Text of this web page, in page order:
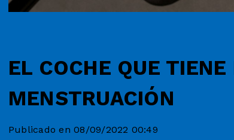
EL COCHE QUE
MENSTRUACIÓN
Publicado en 08/09/2022 00:49